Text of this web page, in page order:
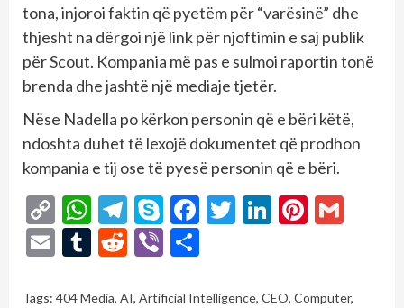
tona, injoroi faktin që pyetëm për “varësinë” dhe
thjesht na dërgoi një link për njoftimin e saj publik
për Scout. Kompania më pas e sulmoi raportin tonë
brenda dhe jashtë një mediaje tjetër.
Nëse Nadella po kërkon personin që e bëri këtë,
ndoshta duhet të lexojë dokumentet që prodhon
kompania e tij ose të pyesë personin që e bëri.
Copy
Link
WhatsApp
Telegram
SkypeFacebook
Twitter
LinkedIn
EmailTumblr
Reddit
Viber
Tags: 404 Media, AI, Artificial Intelligence, CEO, Computer,